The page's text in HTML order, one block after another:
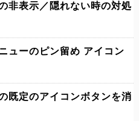
非表示／隠れない時の対処
ューのピン留め アイコン
既定のアイコンボタンを消